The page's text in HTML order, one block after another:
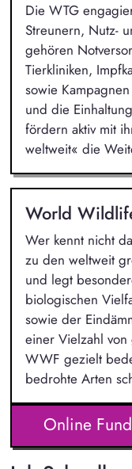
Die WTG
Streunern, Nutz-
gehören
Tierkliniken,
sowie
und die
fördern aktiv mit
weltweit« die
World
Wer kennt nicht
zu den weltweit
und legt
biologischen
sowie der
einer Vielzahl
WWF gezielt
bedrohte Arten
Online